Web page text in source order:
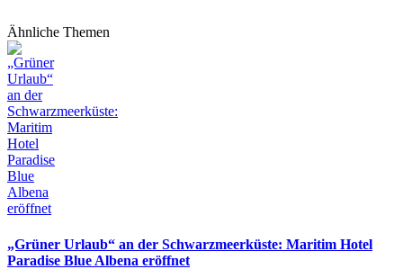
Ähnliche Themen
„Grüner Urlaub“ an der Schwarzmeerküste: Maritim Hotel
Paradise Blue Albena eröffnet